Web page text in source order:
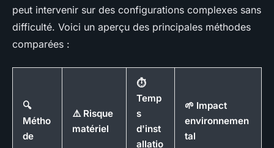
peut intervenir sur des configurations complexes sans
difficulté. Voici un aperçu des principales méthodes
comparées :
🔍
Métho
de
⚠️ Risque
matériel
⏱️
Temp
s
d'inst
allatio
🌱 Impact
environnemen
tal